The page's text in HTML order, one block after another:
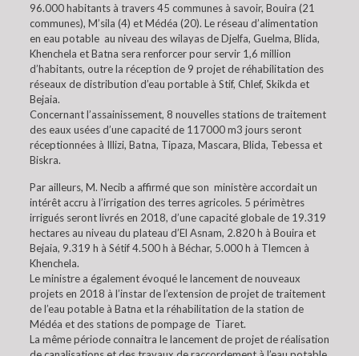
96.000 habitants à travers 45 communes à savoir, Bouira (21
communes), M’sila (4) et Médéa (20). Le réseau d’alimentation
en eau potable au niveau des wilayas de Djelfa, Guelma, Blida,
Khenchela et Batna sera renforcer pour servir 1,6 million
d’habitants, outre la réception de 9 projet de réhabilitation des
réseaux de distribution d’eau portable à Stif, Chlef, Skikda et
Bejaia.
Concernant l’assainissement, 8 nouvelles stations de traitement
des eaux usées d’une capacité de 117000 m3 jours seront
réceptionnées à Illizi, Batna, Tipaza, Mascara, Blida, Tebessa et
Biskra.
Par ailleurs, M. Necib a affirmé que son ministère accordait un
intérêt accru à l’irrigation des terres agricoles. 5 périmètres
irrigués seront livrés en 2018, d’une capacité globale de 19.319
hectares au niveau du plateau d’El Asnam, 2.820 h à Bouira et
Bejaia, 9.319 h à Sétif 4.500 h à Béchar, 5.000 h à Tlemcen à
Khenchela.
Le ministre a également évoqué le lancement de nouveaux
projets en 2018 à l’instar de l’extension de projet de traitement
de l’eau potable à Batna et la réhabilitation de la station de
Médéa et des stations de pompage de Tiaret.
La même période connaitra le lancement de projet de réalisation